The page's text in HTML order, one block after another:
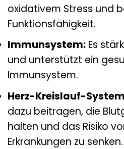
oxidativem Stress und
Funktionsfähigkeit.
Immunsystem: Es
und unterstützt ein
Immunsystem.
Herz-Kreislauf-
dazu beitragen, die
halten und das Risiko
Erkrankungen zu senken.